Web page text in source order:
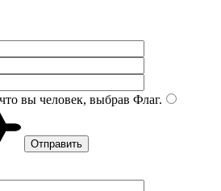
вы человек, выбрав Флаг.